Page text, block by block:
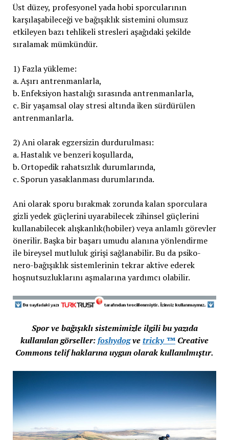
Üst düzey, profesyonel yada hobi sporcularının
karşılaşabileceği ve bağışıklık sistemini olumsuz
etkileyen bazı tehlikeli stresleri aşağıdaki şekilde
sıralamak mümkündür.
1) Fazla yükleme:
a. Aşırı antrenmanlarla,
b. Enfeksiyon hastalığı sırasında antrenmanlarla,
c. Bir yaşamsal olay stresi altında iken sürdürülen
antrenmanlarla.
2) Ani olarak egzersizin durdurulması:
a. Hastalık ve benzeri koşullarda,
b. Ortopedik rahatsızlık durumlarında,
c. Sporun yasaklanması durumlarında.
Ani olarak sporu bırakmak zorunda kalan sporculara
gizli yedek güçlerini uyarabilecek zihinsel güçlerini
kullanabilecek alışkanlık(hobiler) veya anlamlı görevler
önerilir. Başka bir başarı umudu alanına yönlendirme
ile bireysel mutluluk girişi sağlanabilir. Bu da psiko-
nero-bağışıklık sistemlerinin tekrar aktive ederek
hoşnutsuzluklarını aşmalarına yardımcı olabilir.
Spor ve bağışıklı sistemimizle ilgili bu yazıda
kullanılan görseller:foshydogvetricky ™ Creative
Commons telif haklarına uygun olarak kullanılmıştır.